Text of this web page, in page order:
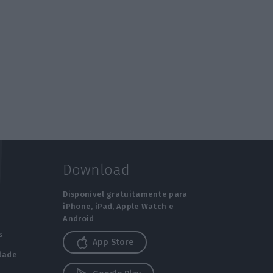
Download
Disponível gratuitamente para
iPhone, iPad, Apple Watch e
Android
App Store